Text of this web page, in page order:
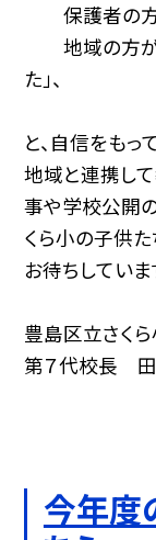
保護者の方
地域の方が
た」、
と、自信をもっ
地域と連携し
事や学校公開
くら小の子供
お待ちしていま
豊島区立さく
第７代校長
今年度